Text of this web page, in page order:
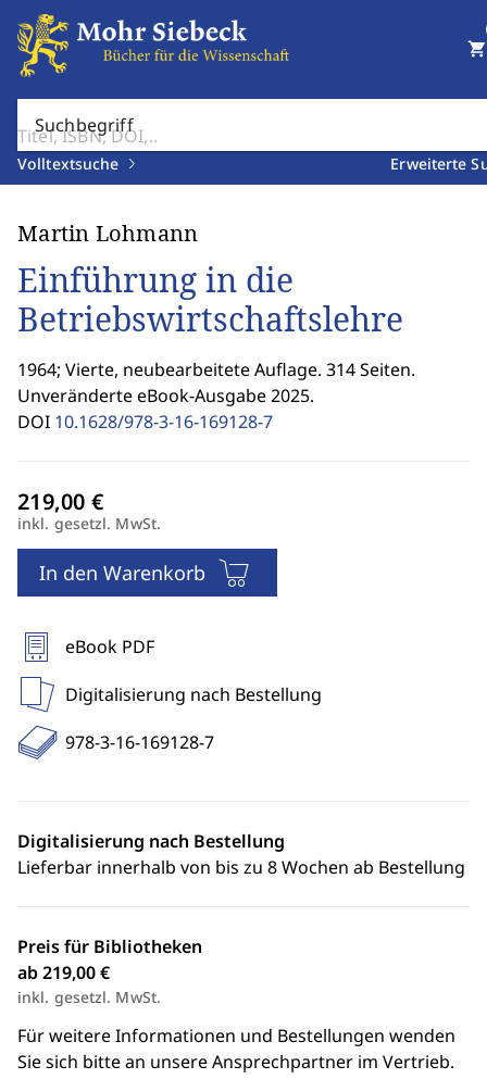
Suchbegriff
Volltextsuche Erweiterte
shopping_cart
Martin Lohmann
Einführung in die
Betriebswirtschaftslehre
1964; Vierte, neubearbeitete Auflage. 314 Seiten.
Unveränderte eBook-Ausgabe 2025.
DOI 10.1628/978-3-16-169128-7
inkl. gesetzl. MwSt.
In den Warenkorb
eBook PDF
Digitalisierung nach Bestellung
978-3-16-169128-7
Digitalisierung nach Bestellung
Lieferbar innerhalb von bis zu 8 Wochen ab Bestellung
Preis für Bibliotheken
ab 219,00 €
inkl. gesetzl. MwSt.
Für weitere Informationen und Bestellungen wenden
Sie sich bitte an unsere Ansprechpartner im Vertrieb.